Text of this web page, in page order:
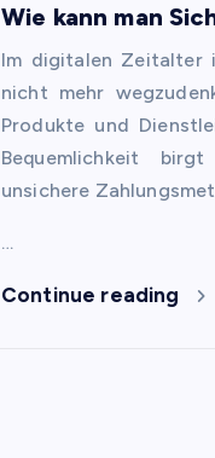
Wie kann man
Im digitalen Zeitalter
nicht mehr
Produkte und
Bequemlichkeit
unsichere
…
Continue reading